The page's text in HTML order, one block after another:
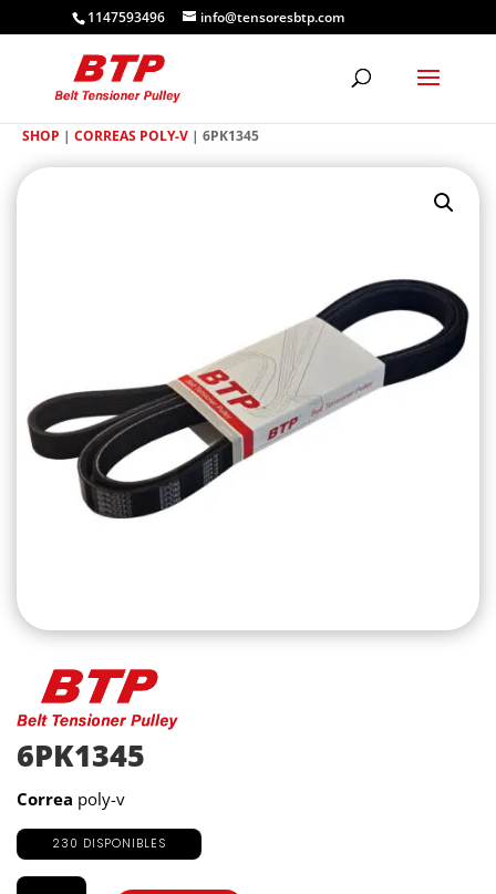
1147593496 info@tensoresbtp.com
SHOP | CORREAS POLY-V | 6PK1345
6PK1345
Correa poly-v
230 DISPONIBLES
6PK1345
cantidad